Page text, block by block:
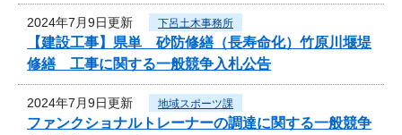
2024年7月9日更新 下呂土木事務所
【建設工事】県単 砂防修繕（長寿命化）竹原川堰堤
修繕 工事に関する一般競争入札公告
2024年7月9日更新 地域スポーツ課
ファンクショナルトレーナーの調達に関する一般競争